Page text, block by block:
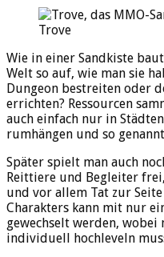
Trove
Wie in einer Sandkiste
Welt so auf, wie man sie
Dungeon bestreiten oder
errichten? Ressourcen
auch einfach nur in
rumhängen und so
Später spielt man auch
Reittiere und Begleiter
und vor allem Tat zur Seite
Charakters kann mit nur
gewechselt werden, wobei
individuell hochleveln